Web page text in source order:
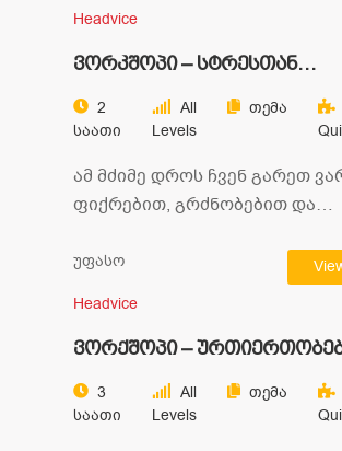
Headvice
ვორკშოპი – სტრესთან
2
Საათი
All
Levels
Თემა
ამ მძიმე დროს ჩვენ გარეთ
ფიქრებით, გრძნობებით და
თუმცა ისევ იმისთვის,…
უფასო
Headvice
ვორქშოპი –
3
Საათი
All
Levels
Თემა